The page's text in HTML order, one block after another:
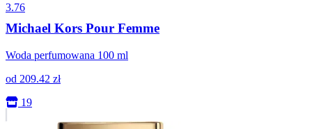
3.76
Michael Kors Pour Femme
Woda perfumowana 100 ml
od 209.42 zł
19